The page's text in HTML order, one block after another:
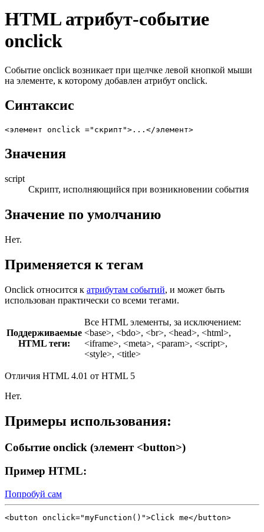
HTML атрибут-событие
onclick
Событие onclick возникает при щелчке левой кнопкой мыши
на элементе, к которому добавлен атрибут onclick.
Синтаксис
Значения
script
Скрипт, исполняющийся при возникновении события
Значение по умолчанию
Нет.
Применяется к тегам
Onclick относится к атрибутам событий, и может быть
использован практически со всеми тегами.
Поддерживаемые
HTML теги:
Все HTML элементы, за исключением:
<base>, <bdo>, <br>, <head>, <html>,
<iframe>, <meta>, <param>, <script>,
<style>, <title>
Отличия HTML 4.01 от HTML 5
Нет.
Примеры использования:
Событие onclick (элемент <button>)
Пример HTML:
Попробуй сам